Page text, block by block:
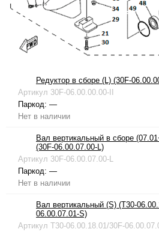
Редуктор в сборе (L) (30F-
Артикул 30F-06.00.00.00-II
Паркод: —
Нет в наличии
Вал вертикальный в сборе
(30F-06.00.07.00-L)
Артикул 30F-06.00.07.00-L
Паркод: —
Нет в наличии
Вал вертикальный (S) (T30-
06.00.07.01-S)
Артикул T30-06.00.18.01/30F-